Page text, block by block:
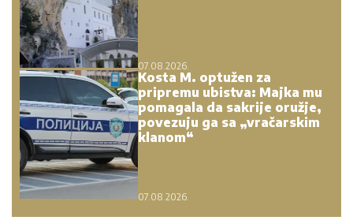
07.08.2026.
Kosta M. optužen za
pripremu ubistva: Majka mu
pomagala da sakrije oružje,
povezuju ga sa „vračarskim
klanom“
07.08.2026.